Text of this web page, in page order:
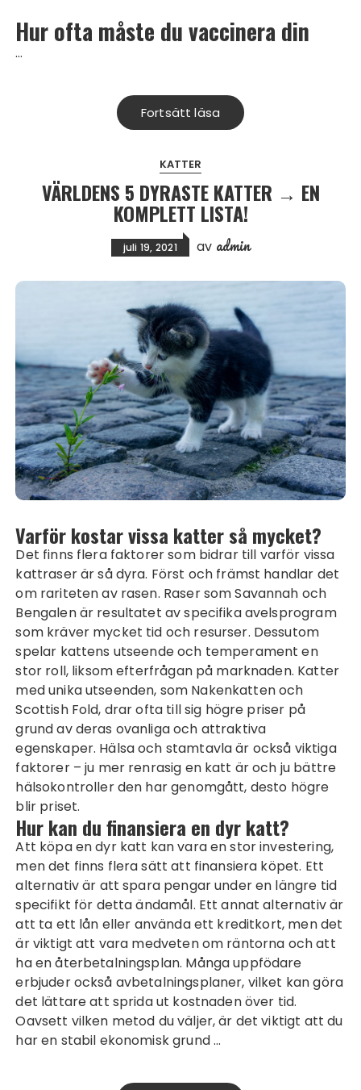
Hur ofta måste du vaccinera din
…
Fortsätt läsa
KATTER
VÄRLDENS 5 DYRASTE KATTER → EN
KOMPLETT LISTA!
juli 19, 2021 av admin
Varför kostar vissa katter så mycket?
Det finns flera faktorer som bidrar till varför vissa
kattraser är så dyra. Först och främst handlar det
om rariteten av rasen. Raser som Savannah och
Bengalen är resultatet av specifika avelsprogram
som kräver mycket tid och resurser. Dessutom
spelar kattens utseende och temperament en
stor roll, liksom efterfrågan på marknaden. Katter
med unika utseenden, som Nakenkatten och
Scottish Fold, drar ofta till sig högre priser på
grund av deras ovanliga och attraktiva
egenskaper. Hälsa och stamtavla är också viktiga
faktorer – ju mer renrasig en katt är och ju bättre
hälsokontroller den har genomgått, desto högre
blir priset.
Hur kan du finansiera en dyr katt?
Att köpa en dyr katt kan vara en stor investering,
men det finns flera sätt att finansiera köpet. Ett
alternativ är att spara pengar under en längre tid
specifikt för detta ändamål. Ett annat alternativ är
att ta ett lån eller använda ett kreditkort, men det
är viktigt att vara medveten om räntorna och att
ha en återbetalningsplan. Många uppfödare
erbjuder också avbetalningsplaner, vilket kan göra
det lättare att sprida ut kostnaden över tid.
Oavsett vilken metod du väljer, är det viktigt att du
har en stabil ekonomisk grund …